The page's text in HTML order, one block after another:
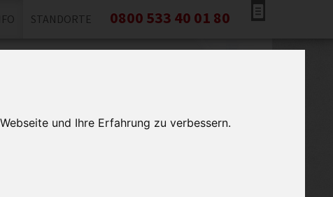
und Ihre Erfahrung zu verbessern.
0800 533 40 01 80
STANDORTE